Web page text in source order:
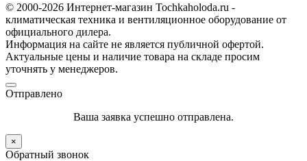
© 2000-2026 Интернет-магазин Tochkaholoda.ru -
климатическая техника и вентиляционное оборудование от
официального дилера.
Информация на сайте не является публичной офертой.
Актуальные цены и наличие товара на складе просим
уточнять у менеджеров.
Отправлено
Ваша заявка успешно отправлена.
×
Обратный звонок